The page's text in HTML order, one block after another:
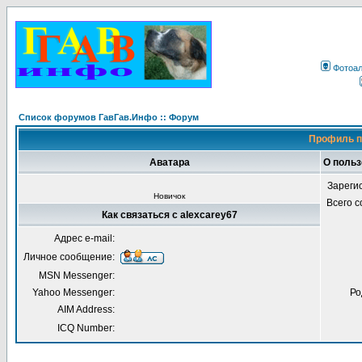
Список форумов ГавГав.Инфо :: Форум
Профиль
Аватара О
Новичок
Всего
Как связаться с alexcarey67
Адрес e-mail:
Личное сообщение:
MSN Messenger:
Yahoo Messenger:
AIM Address:
ICQ Number: